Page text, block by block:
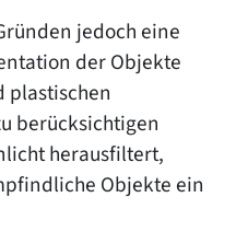
jedoch eine
der Objekte
plastischen
berücksichtigen
herausfiltert,
Objekte ein